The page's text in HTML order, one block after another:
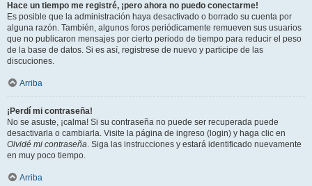
Hace un tiempo me registré, ¡pero ahora no puedo conectarme!
Es posible que la administración haya desactivado o borrado su cuenta por
alguna razón. También, algunos foros periódicamente remueven sus usuarios
que no publicaron mensajes por cierto periodo de tiempo para reducir el peso
de la base de datos. Si es así, registrese de nuevo y participe de las
discuciones.
Arriba
¡Perdí mi contraseña!
No se asuste, ¡calma! Si su contraseña no puede ser recuperada puede
desactivarla o cambiarla. Visite la página de ingreso (login) y haga clic en
Olvidé mi contraseña. Siga las instrucciones y estará identificado nuevamente
en muy poco tiempo.
Arriba